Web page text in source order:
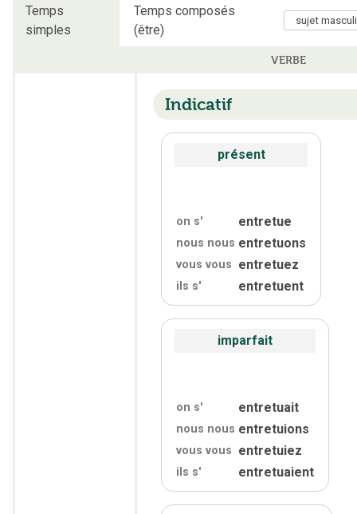
Temps
simples
Temps composés
(être)
VERBE
Indicatif
présent
on s' entretue
nous nous entretuons
vous vous entretuez
ils s' entretuent
imparfait
on s' entretuait
nous nous entretuions
vous vous entretuiez
ils s' entretuaient